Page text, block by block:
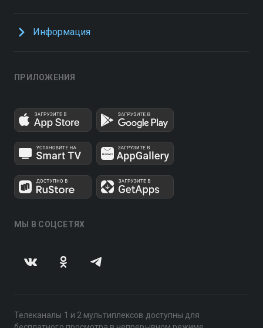
Информация
ПРИЛОЖЕНИЯ
МЫ В СОЦСЕТЯХ
Телеканалы 1 и 2 мультиплексов доступны для